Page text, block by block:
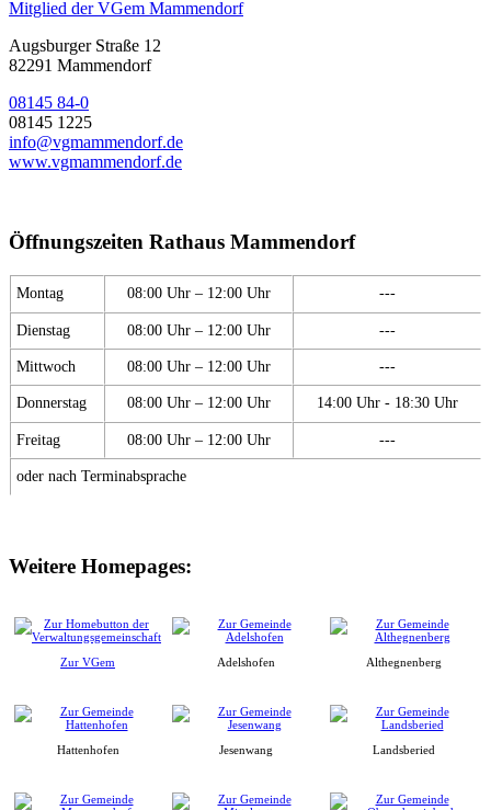
Mitglied der VGem Mammendorf
Augsburger Straße 12
82291 Mammendorf
08145 84-0
08145 1225
info@vgmammendorf.de
www.vgmammendorf.de
Öffnungszeiten Rathaus Mammendorf
Montag 08:00 Uhr – 12:00 Uhr ---
Dienstag 08:00 Uhr – 12:00 Uhr ---
Mittwoch 08:00 Uhr – 12:00 Uhr ---
Donnerstag 08:00 Uhr – 12:00 Uhr 14:00 Uhr - 18:30 Uhr
Freitag 08:00 Uhr – 12:00 Uhr ---
oder nach Terminabsprache
Weitere Homepages:
Zur VGem Adelshofen Althegnenberg
Hattenhofen Jesenwang Landsberied